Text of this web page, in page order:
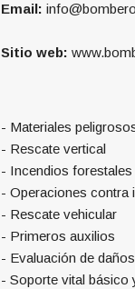
Email:
Sitio web:
- Materiales
- Rescate vertical
- Incendios forestales
- Operaciones contra
- Rescate vehicular
- Primeros auxilios
- Evaluación de
- Soporte vital básico